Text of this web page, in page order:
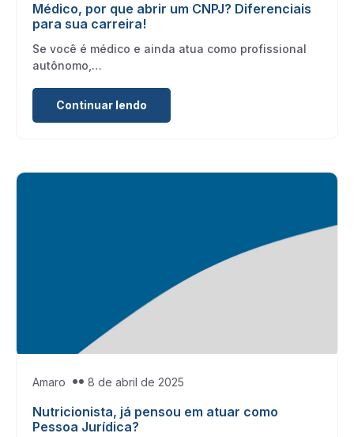
Médico, por que abrir um CNPJ? Diferenciais
para sua carreira!
Se você é médico e ainda atua como profissional
autônomo,…
Continuar lendo
Amaro 8 de abril de 2025
Nutricionista, já pensou em atuar como
Pessoa Jurídica?